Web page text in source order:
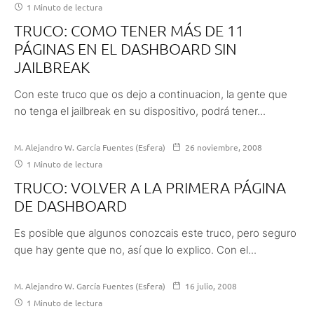
1 Minuto de lectura
TRUCO: COMO TENER MÁS DE 11
PÁGINAS EN EL DASHBOARD SIN
JAILBREAK
Con este truco que os dejo a continuacion, la gente que
no tenga el jailbreak en su dispositivo, podrá tener...
M. Alejandro W. García Fuentes (Esfera)
26 noviembre, 2008
1 Minuto de lectura
TRUCO: VOLVER A LA PRIMERA PÁGINA
DE DASHBOARD
Es posible que algunos conozcais este truco, pero seguro
que hay gente que no, así que lo explico. Con el...
M. Alejandro W. García Fuentes (Esfera)
16 julio, 2008
1 Minuto de lectura